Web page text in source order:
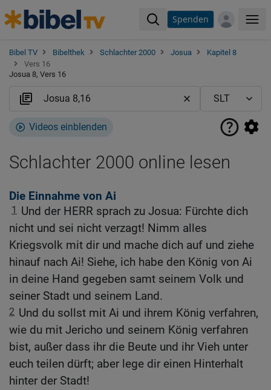
Spenden
Bibel TV Bibelthek Schlachter 2000 Josua
Kapitel 8
Vers 16
Josua 8, Vers 16
Videos einblenden
Schlachter 2000 online lesen
Die Einnahme von Ai
1
Und der HERR sprach zu Josua: Fürchte dich
nicht und sei nicht verzagt! Nimm alles
Kriegsvolk mit dir und mache dich auf und ziehe
hinauf nach Ai! Siehe, ich habe den König von Ai
in deine Hand gegeben samt seinem Volk und
seiner Stadt und seinem Land.
2 Und du sollst mit Ai und ihrem König verfahren,
wie du mit Jericho und seinem König verfahren
bist, außer dass ihr die Beute und ihr Vieh unter
euch teilen dürft; aber lege dir einen Hinterhalt
hinter der Stadt!